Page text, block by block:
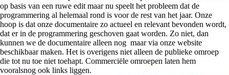
op basis van een ruwe edit maar nu speelt het probleem dat de
programmering al helemaal rond is voor de rest van het jaar. Onze
hoop is dat onze documentaire zo actueel en relevant bevonden wordt,
dat er in de programmering geschoven gaat worden. Zo niet, dan
kunnen we de documentaire alleen nog maar via onze website
beschikbaar maken. Het is overigens niet alleen de publieke omroep
die tot nu toe niet toehapt. Commerciële omroepen laten hem
vooralsnog ook links liggen.